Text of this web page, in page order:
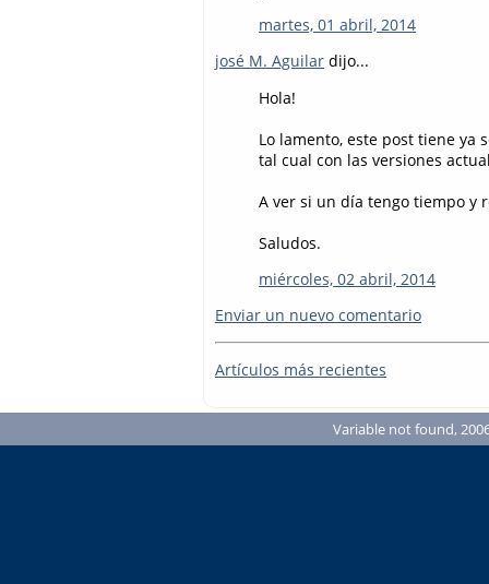
martes, 01 abril, 2014
josé M. Aguilar dijo...
Hola!
Lo lamento, este post tiene ya
tal cual con las versiones
A ver si un día tengo tiempo y
Saludos.
miércoles, 02 abril, 2014
Enviar un nuevo comentario
Artículos más recientes
Variable not found,